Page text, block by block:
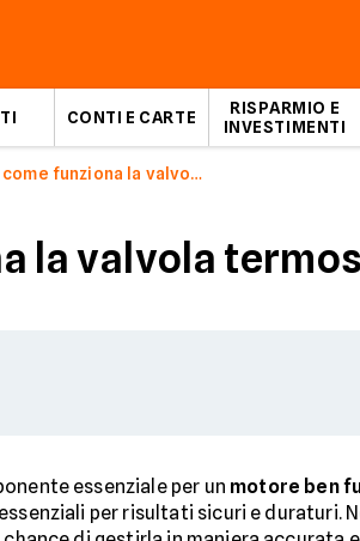
CONTI E CARTE
RISPARMIO E
INVESTIMENTI
Cos'è e come funziona la valvola termostatica auto
la valvola
essenziale per un motore ben
per risultati sicuri e duraturi.